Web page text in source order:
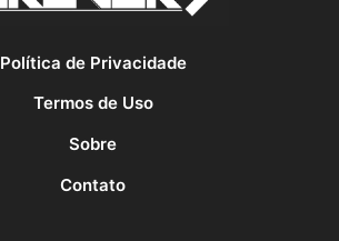
Política de Privacidade
Termos de Uso
Sobre
Contato